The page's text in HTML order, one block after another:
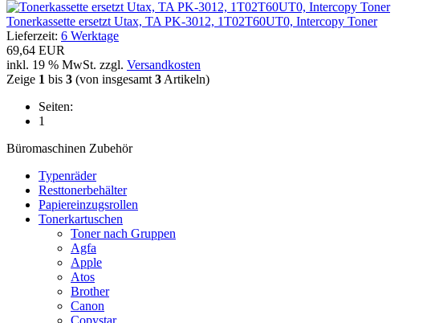
Tonerkassette ersetzt Utax, TA PK-3012, 1T02T60UT0, Intercopy Toner
Lieferzeit: 6 Werktage
69,64 EUR
inkl. 19 % MwSt. zzgl. Versandkosten
Zeige 1 bis 3 (von insgesamt 3 Artikeln)
Seiten:
1
Büromaschinen Zubehör
Typenräder
Resttonerbehälter
Papiereinzugsrollen
Tonerkartuschen
Toner nach Gruppen
Agfa
Apple
Atos
Brother
Canon
Copystar